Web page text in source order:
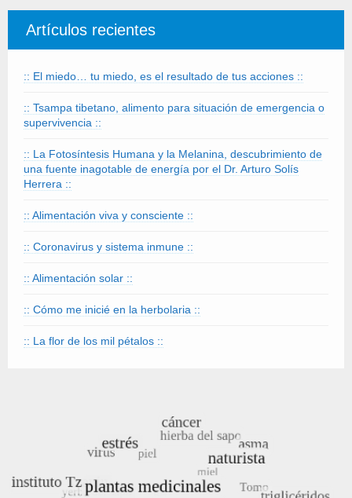
Artículos recientes
:: El miedo… tu miedo, es el resultado de tus acciones ::
:: Tsampa tibetano, alimento para situación de emergencia o
supervivencia ::
:: La Fotosíntesis Humana y la Melanina, descubrimiento de
una fuente inagotable de energía por el Dr. Arturo Solís
Herrera ::
:: Alimentación viva y consciente ::
:: Coronavirus y sistema inmune ::
:: Alimentación solar ::
:: Cómo me inicié en la herbolaria ::
:: La flor de los mil pétalos ::